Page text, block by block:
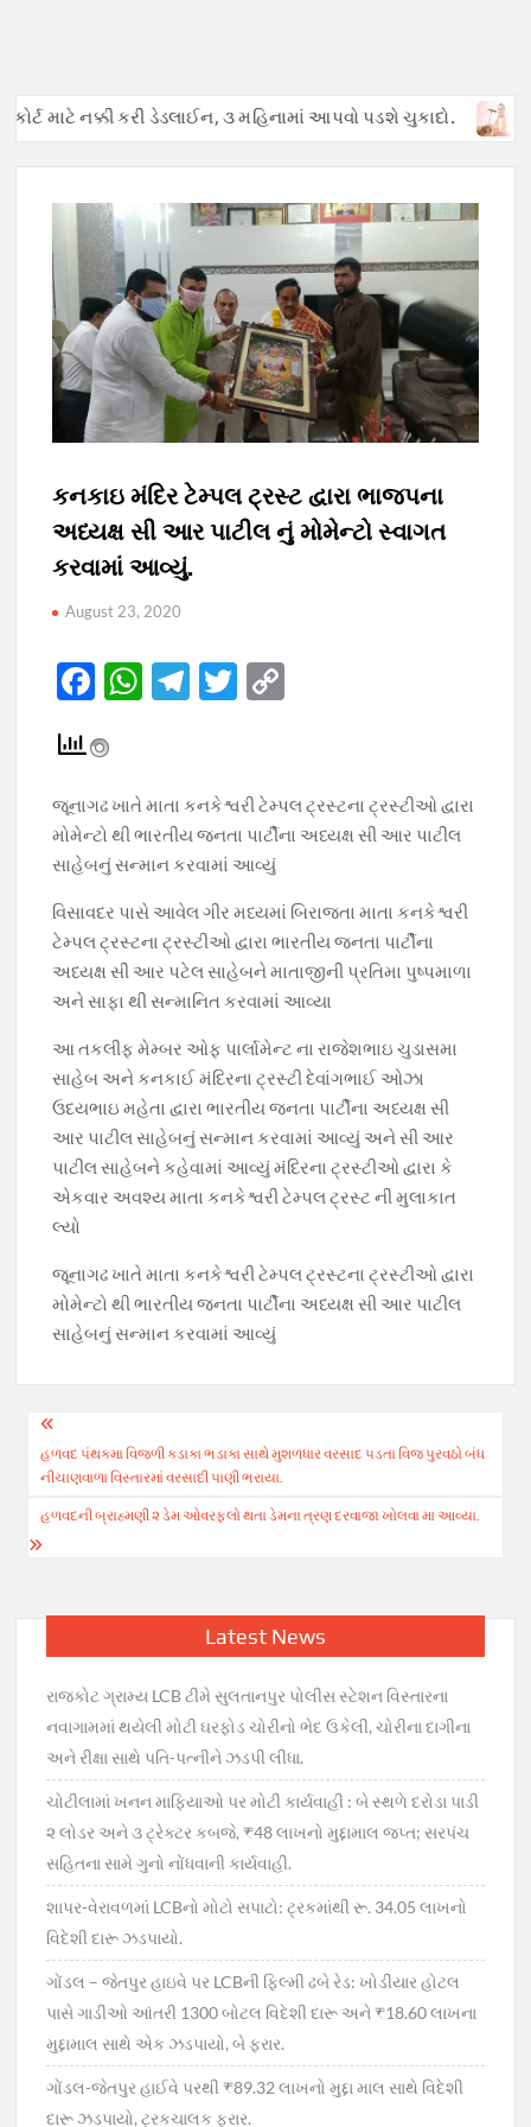
માટે નક્કી કરી ડેડલાઈન, ૩ મહિનામાં આપવો પડશે ચુકાદો.
કનકાઇ મંદિર ટેમ્પલ ટ્રસ્ટ દ્વારા ભાજપના
અધ્યક્ષ સી આર પાટીલ નું મોમેન્ટો સ્વાગત
કરવામાં આવ્યું.
August 23, 2020
F
e
b
o
o
k
W
s
A
p
p
T
gr
a
m
T
er y
Li
k
જૂનાગઢ ખાતે માતા કનકેશ્વરી ટેમ્પલ ટ્રસ્ટના ટ્રસ્ટીઓ દ્વારા
મોમેન્ટો થી ભારતીય જનતા પાર્ટીના અધ્યક્ષ સી આર પાટીલ
સાહેબનું સન્માન કરવામાં આવ્યું
વિસાવદર પાસે આવેલ ગીર મધ્યમાં બિરાજતા માતા કનકેશ્વરી
ટેમ્પલ ટ્રસ્ટના ટ્રસ્ટીઓ દ્વારા ભારતીય જનતા પાર્ટીના
અધ્યક્ષ સી આર પટેલ સાહેબને માતાજીની પ્રતિમા પુષ્પમાળા
અને સાફા થી સન્માનિત કરવામાં આવ્યા
આ તકલીફ મેમ્બર ઓફ પાર્લામેન્ટ ના રાજેશભાઇ ચુડાસમા
સાહેબ અને કનકાઈ મંદિરના ટ્રસ્ટી દેવાંગભાઈ ઓઝા
ઉદયભાઇ મહેતા દ્વારા ભારતીય જનતા પાર્ટીના અધ્યક્ષ સી
આર પાટીલ સાહેબનું સન્માન કરવામાં આવ્યું અને સી આર
પાટીલ સાહેબને કહેવામાં આવ્યું મંદિરના ટ્રસ્ટીઓ દ્વારા કે
એકવાર અવશ્ય માતા કનકેશ્વરી ટેમ્પલ ટ્રસ્ટ ની મુલાકાત
લ્યો
જૂનાગઢ ખાતે માતા કનકેશ્વરી ટેમ્પલ ટ્રસ્ટના ટ્રસ્ટીઓ દ્વારા
મોમેન્ટો થી ભારતીય જનતા પાર્ટીના અધ્યક્ષ સી આર પાટીલ
સાહેબનું સન્માન કરવામાં આવ્યું
Post
navigation
હળવદ પંથકમા વિજળી કડાકા ભડાકા સાથે મુશળધાર વરસાદ પડતા વિજ પુરવઠો બંધ
નીચાણવાળા વિસ્તારમાં વરસાદી પાણી ભરાયા.
હળવદની બ્રાહ્મણી ૨ ડેમ ઓવરફલો થતા ‌ડેમ‌ના ત્રણ દરવાજા ખોલવા મા આવ્યા.
Latest News
રાજકોટ ગ્રામ્ય LCB ટીમે સુલતાનપુર પોલીસ સ્ટેશન વિસ્તારના
નવાગામમાં થયેલી મોટી ઘરફોડ ચોરીનો ભેદ ઉકેલી, ચોરીના દાગીના
અને રીક્ષા સાથે પતિ-પત્નીને ઝડપી લીધા.
ચોટીલામાં ખનન માફિયાઓ પર મોટી કાર્યવાહી : બે સ્થળે દરોડા પાડી
૨ લોડર અને ૩ ટ્રેક્ટર કબજે, ₹48 લાખનો મુદ્દામાલ જપ્ત; સરપંચ
સહિતના સામે ગુનો નોંધવાની કાર્યવાહી.
શાપર-વેરાવળમાં LCBનો મોટો સપાટો: ટ્રકમાંથી રૂ. 34.05 લાખનો
વિદેશી દારૂ ઝડપાયો.
ગોંડલ – જેતપુર હાઇવે પર LCBની ફિલ્મી ઢબે રેડ: ખોડીયાર હોટલ
પાસે ગાડીઓ આંતરી 1300 બોટલ વિદેશી દારૂ અને ₹18.60 લાખના
મુદ્દામાલ સાથે એક ઝડપાયો, બે ફરાર.
ગોંડલ-જેતપુર હાઈવે પરથી ₹89.32 લાખનો મુદ્દા માલ સાથે વિદેશી
દારૂ ઝડપાયો, ટ્રકચાલક ફરાર.